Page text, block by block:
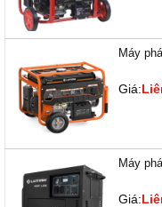
Máy
Giá:
Máy
Giá: